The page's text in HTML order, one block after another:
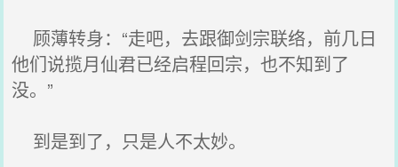
顾薄转身：“走吧，去跟御剑宗联络，前几日
他们说揽月仙君已经启程回宗，也不知到了
没。”
到是到了，只是人不太妙。